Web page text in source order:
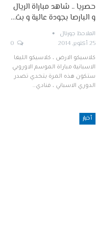
حصريا .. شاهد مباراة الريال
و البارصا بجودة عالية و بث…
الملاحظ جورنال
25 أكتوبر, 2014
كلاسيكو الارض ، كلاسيكو الليغا
الاسبانية مباراة الموسم الاوروبي
ستكون هذه المرة بتحدي تصدر
الدوري الاسباني ، فنادي…
أخبار